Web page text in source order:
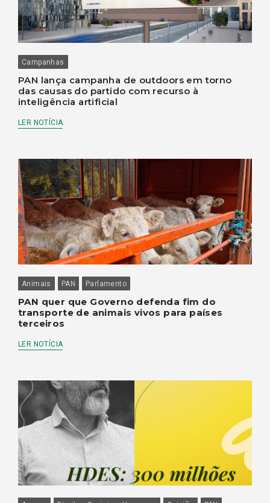
Campanhas
PAN lança campanha de outdoors em torno
das causas do partido com recurso à
inteligência artificial
LER NOTÍCIA
Animais PAN Parlamento
PAN quer que Governo defenda fim do
transporte de animais vivos para países
terceiros
LER NOTÍCIA